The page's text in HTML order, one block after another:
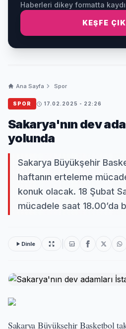
Haberleri dikey formatta
KEŞFE ÇIK
Ana Sayfa Spor
SPOR 17.02.2025 - 22:26
Sakarya'nın dev
yolunda
Sakarya Büyükşehir
haftanın erteleme
konuk olacak. 18 Şubat
mücadele saat 18.00’da
Dinle
Sakarya Büyükşehir Basketbol